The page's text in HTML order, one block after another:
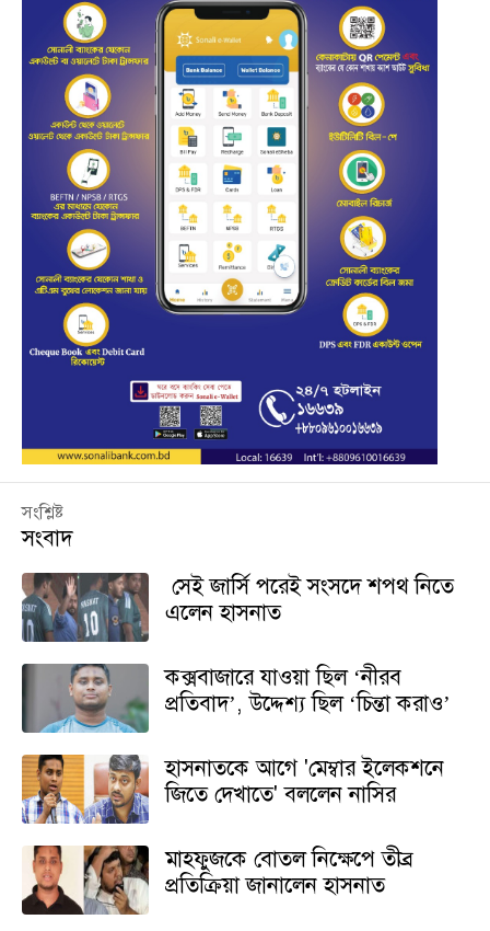
সংশ্লিষ্ট
সংবাদ
সেই জার্সি পরেই সংসদে শপথ নিতে
এলেন হাসনাত
কক্সবাজারে যাওয়া ছিল ‘নীরব
প্রতিবাদ’, উদ্দেশ্য ছিল ‘চিন্তা করাও’
হাসনাতকে আগে 'মেম্বার ইলেকশনে
জিতে দেখাতে' বললেন নাসির
মাহফুজকে বোতল নিক্ষেপে তীব্র
প্রতিক্রিয়া জানালেন হাসনাত